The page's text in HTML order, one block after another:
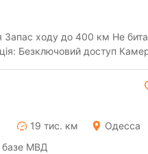
Запас ходу до 400 км Не бита
19 тис. км
Одесса
базе МВД